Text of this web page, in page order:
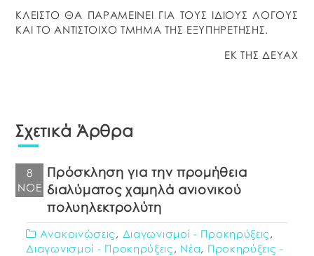
ΚΛΕΙΣΤΟ ΘΑ ΠΑΡΑΜΕΙΝΕΙ ΓΙΑ ΤΟΥΣ ΙΔΙΟΥΣ ΛΟΓΟΥΣ
ΚΑΙ ΤΟ ΑΝΤΙΣΤΟΙΧΟ ΤΜΗΜΑ ΤΗΣ ΕΞΥΠΗΡΕΤΗΣΗΣ.
ΕΚ ΤΗΣ ΔΕΥΑΧ
Σχετικά Άρθρα
8
ΝΟΈ
Πρόσκληση για την προμήθεια
διαλύματος χαμηλά ανιονικού
πολυηλεκτρολύτη
Ανακοινώσεις , Διαγωνισμοί - Προκηρύξεις ,
Διαγωνισμοί - Προκηρύξεις , Νέα, Προκηρύξεις -